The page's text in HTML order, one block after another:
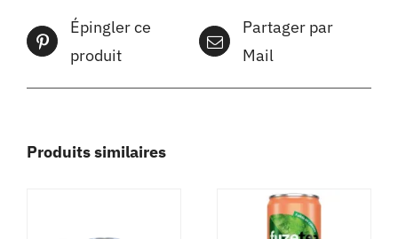
Épingler ce
produit
Partager par
Mail
Produits similaires